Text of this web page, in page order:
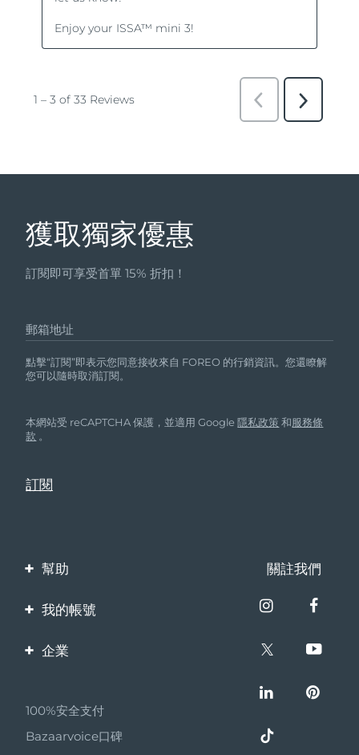
獲取獨家優惠
訂閱即可享受首單 15% 折扣！
郵箱地址
點擊“訂閱”即表示您同意接收來自 FOREO 的行銷資訊。您還瞭解
您可以隨時取消訂閱。
本網站受 reCAPTCHA 保護，並適用 Google隱私政策 和服務條
款 。
幫助
聯繫我們
保修與退換貨
關註我們
我的帳號
產品註冊
企業
夥伴計畫
聯盟新聞
100%安全支付
Bazaarvoice口碑